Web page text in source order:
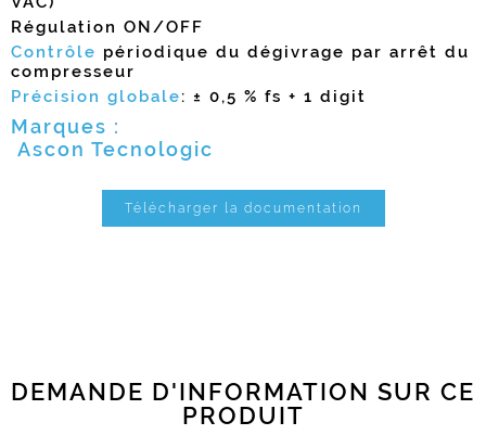
Régulation ON/OFF
Contrôle périodique du dégivrage par arrêt du
compresseur
Précision globale: ± 0,5 % fs + 1 digit
Marques :
Ascon Tecnologic
Télécharger la documentation
DEMANDE D'INFORMATION SUR CE
PRODUIT